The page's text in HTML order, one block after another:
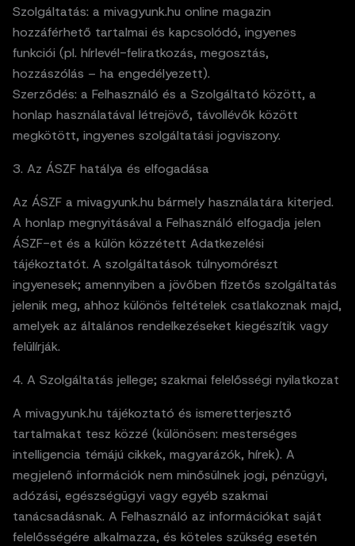
Szolgáltatás: a mivagyunk.hu online magazin
hozzáférhető tartalmai és kapcsolódó, ingyenes
funkciói (pl. hírlevél-feliratkozás, megosztás,
hozzászólás – ha engedélyezett).
Szerződés: a Felhasználó és a Szolgáltató között, a
honlap használatával létrejövő, távollévők között
megkötött, ingyenes szolgáltatási jogviszony.
3. Az ÁSZF hatálya és elfogadása
Az ÁSZF a mivagyunk.hu bármely használatára kiterjed.
A honlap megnyitásával a Felhasználó elfogadja jelen
ÁSZF-et és a külön közzétett Adatkezelési
tájékoztatót. A szolgáltatások túlnyomórészt
ingyenesek; amennyiben a jövőben fizetős szolgáltatás
jelenik meg, ahhoz különös feltételek csatlakoznak majd,
amelyek az általános rendelkezéseket kiegészítik vagy
felülírják.
4. A Szolgáltatás jellege; szakmai felelősségi nyilatkozat
A mivagyunk.hu tájékoztató és ismeretterjesztő
tartalmakat tesz közzé (különösen: mesterséges
intelligencia témájú cikkek, magyarázók, hírek). A
megjelenő információk nem minősülnek jogi, pénzügyi,
adózási, egészségügyi vagy egyéb szakmai
tanácsadásnak. A Felhasználó az információkat saját
felelősségére alkalmazza, és köteles szükség esetén